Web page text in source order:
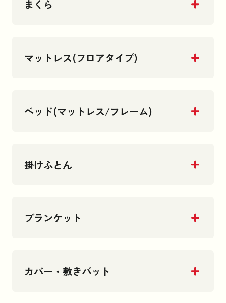
まくら
マットレス(フロアタイプ)
ベッド(マットレス/フレーム)
掛けふとん
ブランケット
カバー・敷きパット